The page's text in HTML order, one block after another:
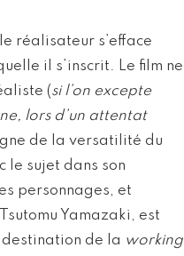
réalisateur s’efface
il s’inscrit. Le film ne
(si l’on excepte
lors d’un attentat
de la versatilité du
le sujet dans son
personnages, et
Yamazaki, est
de la working